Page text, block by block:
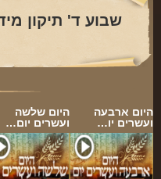
הרב
שבוע ד' תיקון
היום שלשה
ועשרים יום…
היום ארבעה
ועשרים יו…